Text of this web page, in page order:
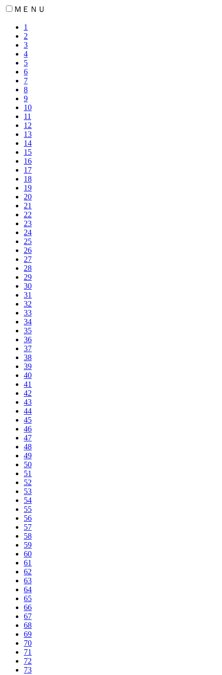
ＭＥＮＵ
1
2
3
4
5
6
7
8
9
10
11
12
13
14
15
16
17
18
19
20
21
22
23
24
25
26
27
28
29
30
31
32
33
34
35
36
37
38
39
40
41
42
43
44
45
46
47
48
49
50
51
52
53
54
55
56
57
58
59
60
61
62
63
64
65
66
67
68
69
70
71
72
73